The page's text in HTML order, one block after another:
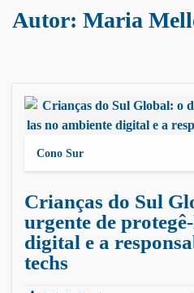
Autor: Maria
Cono Sur
Crianças do Sul
urgente de
digital e a
techs